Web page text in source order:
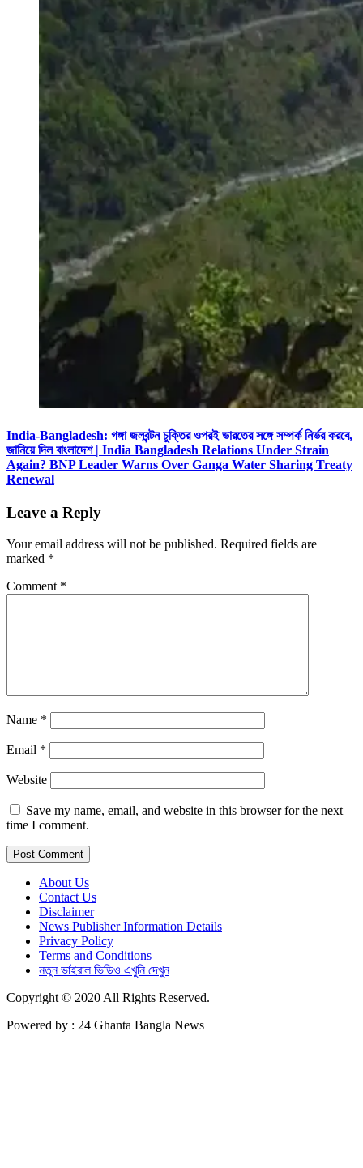
India-Bangladesh: গঙ্গা জলবন্টন চুক্তির ওপরই ভারতের সঙ্গে সম্পর্ক নির্ভর করবে,
জানিয়ে দিল বাংলাদেশ | India Bangladesh Relations Under Strain
Again? BNP Leader Warns Over Ganga Water Sharing Treaty
Renewal
Leave a Reply
Your email address will not be published. Required fields are
marked *
Comment *
Name *
Email *
Website
Save my name, email, and website in this browser for the next
time I comment.
About Us
Contact Us
Disclaimer
News Publisher Information Details
Privacy Policy
Terms and Conditions
নতুন ভাইরাল ভিডিও এখুনি দেখুন
Copyright © 2020 All Rights Reserved.
Powered by : 24 Ghanta Bangla News